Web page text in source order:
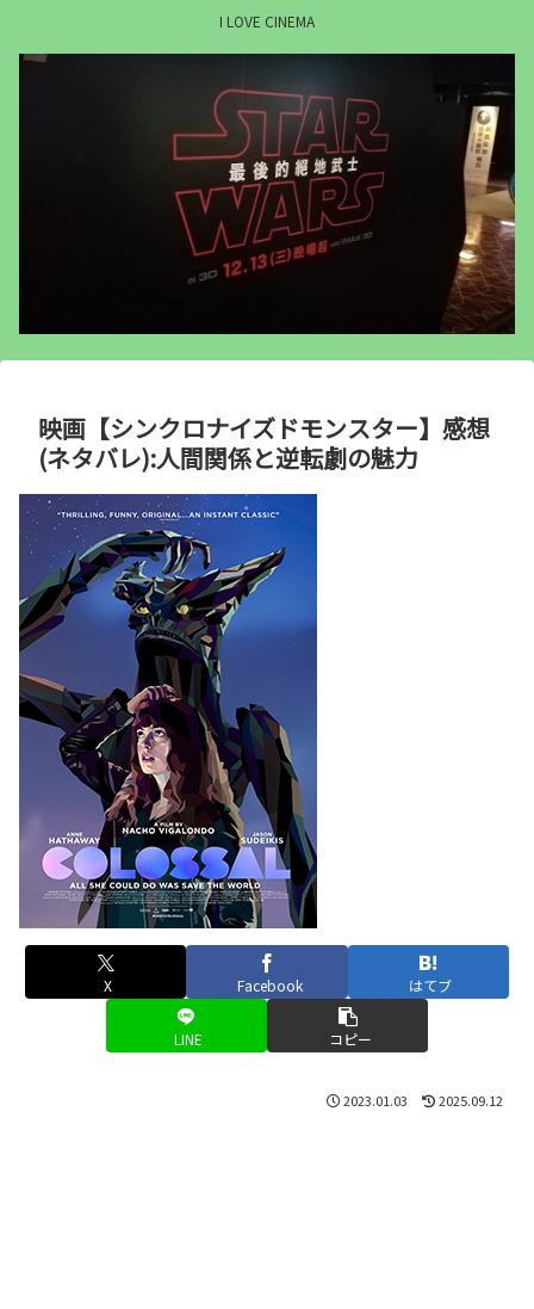
I LOVE CINEMA
映画【シンクロナイズドモンスター】感想
(ネタバレ):人間関係と逆転劇の魅力
X Facebook はてブ
LINE コピー
2023.01.03 2025.09.12